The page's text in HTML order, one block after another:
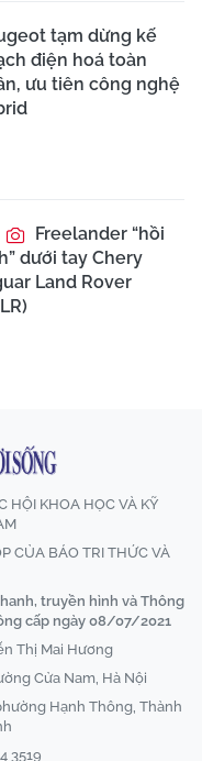
tạm dừng kế
điện hoá toàn
ưu tiên công nghệ
Freelander “hồi
dưới tay Chery
Land Rover
HỘI KHOA HỌC VÀ KỸ
CỦA BÁO TRI THỨC VÀ
truyền hình và Thông
cấp ngày 08/07/2021
Thị Mai Hương
Cửa Nam, Hà Nội
Hạnh Thông, Thành
3519